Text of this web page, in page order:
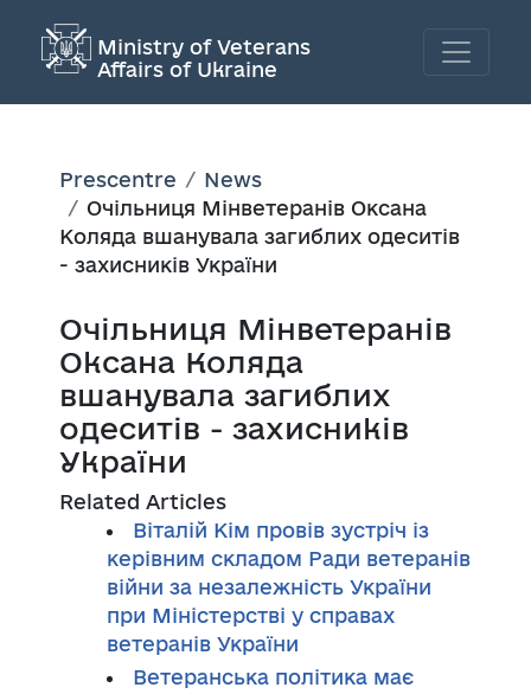
Ministry of Veterans
Affairs of Ukraine
Prescentre
News
Очільниця Мінветеранів Оксана
Коляда вшанувала загиблих одеситів
- захисників України
Очільниця Мінветеранів
Оксана Коляда
вшанувала загиблих
одеситів - захисників
України
Related Articles
Віталій Кім провів зустріч із
керівним складом Ради ветеранів
війни за незалежність України
при Міністерстві у справах
ветеранів України
Ветеранська політика має